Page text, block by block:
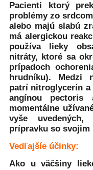
Pacienti ktorý
problémy zo
alebo majú slabú
má alergickou
používa lieky
nitráty, ktoré sa
prípadoch
hrudníku). Medzi
patrí nitroglycerín
angínou
momentálne
vyše
prípravku so svojim
Vedľajšíe účinky:
Ako u väčšiny